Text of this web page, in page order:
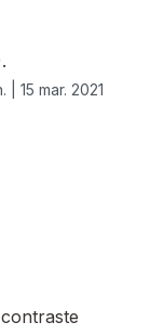
| 15 mar. 2021